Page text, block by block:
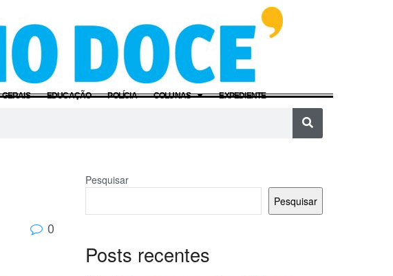
GERAIS EDUCAÇÃO POLÍCIA COLUNAS EXPEDIENTE
0
Pesquisar
Pesquisar
Posts recentes